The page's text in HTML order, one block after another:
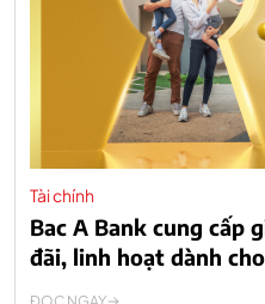
Tài chính
Bac A Bank cung cấp
đãi, linh hoạt dành